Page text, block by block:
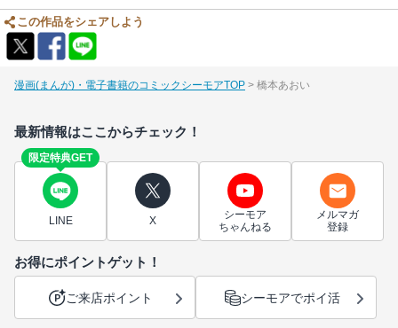
この作品をシェアしよう
漫画(まんが)・電子書籍のコミックシーモアTOP 橋本あおい
最新情報はここからチェック！
限定特典GET
LINE X
シーモア
ちゃんねる
メルマガ
登録
お得にポイントゲット！
ご来店ポイント シーモアでポイ活